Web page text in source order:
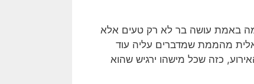
מה באמת עושה בר לא רק טעים אלא
מהממת שמדברים עליה עוד
כזה שכל מישהו ירגיש שהוא